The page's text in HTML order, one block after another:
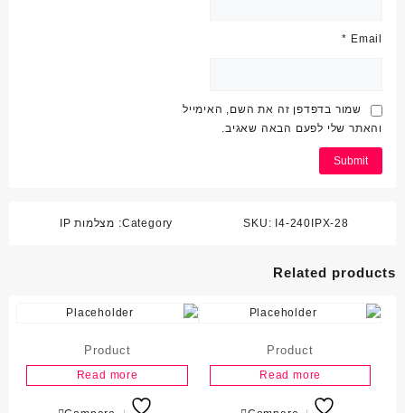
Email
*
שמור בדפדפן זה את השם, האימייל
והאתר שלי לפעם הבאה שאגיב.
SKU: I4-240IPX-28
Category: מצלמות IP
Related products
Product
Read more
Product
Read more